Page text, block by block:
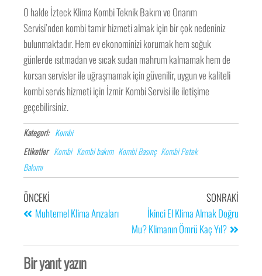
O halde İzteck Klima Kombi Teknik Bakım ve Onarım
Servisi’nden kombi tamir hizmeti almak için bir çok nedeniniz
bulunmaktadır. Hem ev ekonominizi korumak hem soğuk
günlerde ısıtmadan ve sıcak sudan mahrum kalmamak hem de
korsan servisler ile uğraşmamak için güvenilir, uygun ve kaliteli
kombi servis hizmeti için İzmir Kombi Servisi ile iletişime
geçebilirsiniz.
Kategori: Kombi
Etiketler Kombi Kombi bakım Kombi Basınç Kombi Petek
Bakımı
ÖNCEKI
Muhtemel Klima Arızaları
SONRAKI
İkinci El Klima Almak Doğru
Mu? Klimanın Ömrü Kaç Yıl?
Bir yanıt yazın